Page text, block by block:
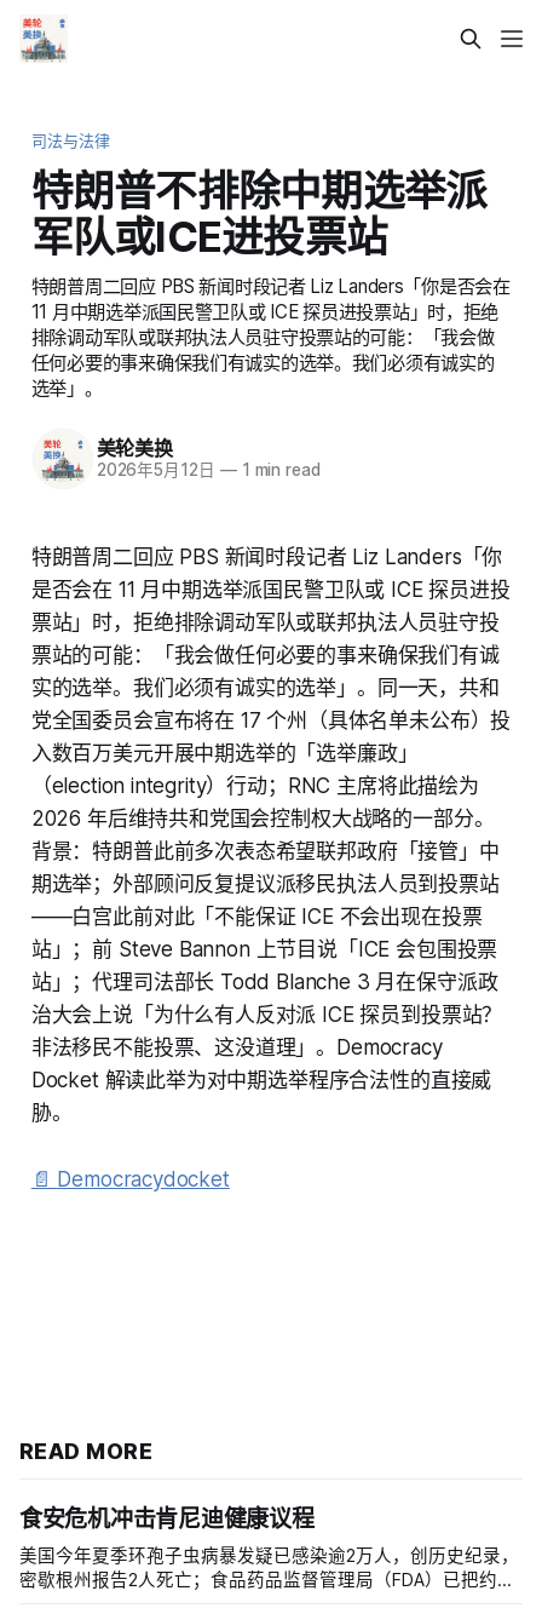
司法与法律
特朗普不排除中期选举派
军队或ICE进投票站
特朗普周二回应 PBS 新闻时段记者 Liz Landers「你是否会在
11 月中期选举派国民警卫队或 ICE 探员进投票站」时，拒绝
排除调动军队或联邦执法人员驻守投票站的可能：「我会做
任何必要的事来确保我们有诚实的选举。我们必须有诚实的
选举」。
美轮美换
2026年5月12日 —1 min read
特朗普周二回应 PBS 新闻时段记者 Liz Landers「你
是否会在 11 月中期选举派国民警卫队或 ICE 探员进投
票站」时，拒绝排除调动军队或联邦执法人员驻守投
票站的可能：「我会做任何必要的事来确保我们有诚
实的选举。我们必须有诚实的选举」。同一天，共和
党全国委员会宣布将在 17 个州（具体名单未公布）投
入数百万美元开展中期选举的「选举廉政」
（election integrity）行动；RNC 主席将此描绘为
2026 年后维持共和党国会控制权大战略的一部分。
背景：特朗普此前多次表态希望联邦政府「接管」中
期选举；外部顾问反复提议派移民执法人员到投票站
——白宫此前对此「不能保证 ICE 不会出现在投票
站」；前 Steve Bannon 上节目说「ICE 会包围投票
站」；代理司法部长 Todd Blanche 3 月在保守派政
治大会上说「为什么有人反对派 ICE 探员到投票站？
非法移民不能投票、这没道理」。Democracy
Docket 解读此举为对中期选举程序合法性的直接威
胁。
📄 Democracydocket
READ MORE
食安危机冲击肯尼迪健康议程
美国今年夏季环孢子虫病暴发疑已感染逾2万人，创历史纪录，
密歇根州报告2人死亡；食品药品监督管理局（FDA）已把约